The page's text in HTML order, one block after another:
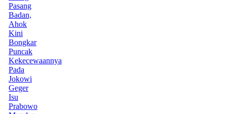
Pasang
Badan,
Ahok
Kini
Bongkar
Puncak
Kekecewaannya
Pada
Jokowi
Geger
Isu
Prabowo